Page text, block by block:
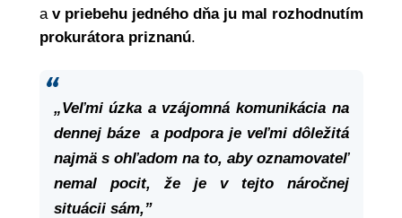
a v priebehu jedného dňa ju mal rozhodnutím
prokurátora priznanú.
„Veľmi úzka a vzájomná komunikácia na
dennej báze a podpora je veľmi dôležitá
najmä s ohľadom na to, aby oznamovateľ
nemal pocit, že je v tejto náročnej
situácii sám,”